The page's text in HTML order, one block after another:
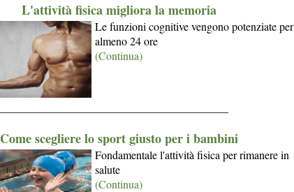
L'attività fisica migliora la memoria
Le funzioni cognitive vengono potenziate per
almeno 24 ore
(Continua)
Come scegliere lo sport giusto per i bambini
Fondamentale l'attività fisica per rimanere in
salute
(Continua)